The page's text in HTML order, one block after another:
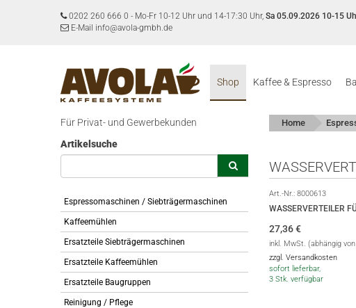
0202 260 666 0 - Mo-Fr 10-12 Uhr und 14-17:30 Uhr, Sa 05.09.2026 10-15
E-Mail info@avola-gmbh.de
Shop Kaffee & Espresso
Für Privat- und Gewerbekunden
Artikelsuche
Espressomaschinen / Siebträgermaschinen
Kaffeemühlen
Ersatzteile Siebträgermaschinen
Ersatzteile Kaffeemühlen
Ersatzteile Baugruppen
Reinigung / Pflege
Home
Art.-Nr.: 8000613
WASSERVERTEILER
27,36€
inkl. MwSt. (abhängig
zzgl. Versandkosten
sofort lieferbar,
3 Stk. verfügbar